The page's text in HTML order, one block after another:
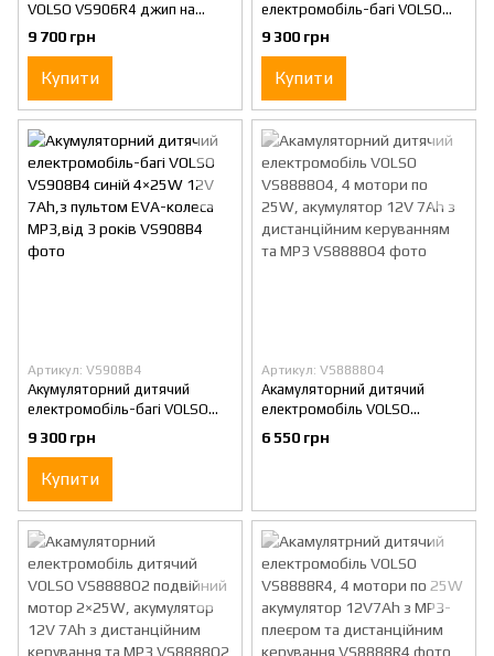
VOLSO VS906R4 джип на
акумуляторі 4×25W сірий 12V
7Ah, EVA-колеса MP3, з
пультом , до 35 кг
9 700 грн
Купити
електромобіль-багі VOLSO
VS908R4 червоний 4×25W
12V 7Ah, з пультом, EVA-
колеса, MP3, від 3 років
9 300 грн
Купити
Артикул: VS908B4
Акумуляторний дитячий
електромобіль-багі VOLSO
VS908B4 синій 4×25W 12V
7Ah,з пультом EVA-колеса
MP3,від 3 років
9 300 грн
Купити
Артикул: VS8888O4
Акамуляторний дитячий
електромобіль VOLSO
VS8888O4, 4 мотори по 25W,
акумулятор 12V 7Ah з
6 550 грн